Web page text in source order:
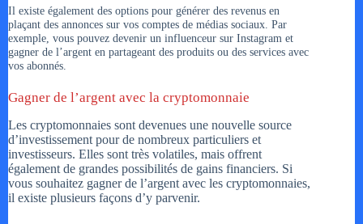
Il existe également des options pour générer des revenus en
plaçant des annonces sur vos comptes de médias sociaux. Par
exemple, vous pouvez devenir un influenceur sur Instagram et
gagner de l’argent en partageant des produits ou des services avec
vos abonnés.
Gagner de l’argent avec la cryptomonnaie
Les cryptomonnaies sont devenues une nouvelle source
d’investissement pour de nombreux particuliers et
investisseurs. Elles sont très volatiles, mais offrent
également de grandes possibilités de gains financiers. Si
vous souhaitez gagner de l’argent avec les cryptomonnaies,
il existe plusieurs façons d’y parvenir.